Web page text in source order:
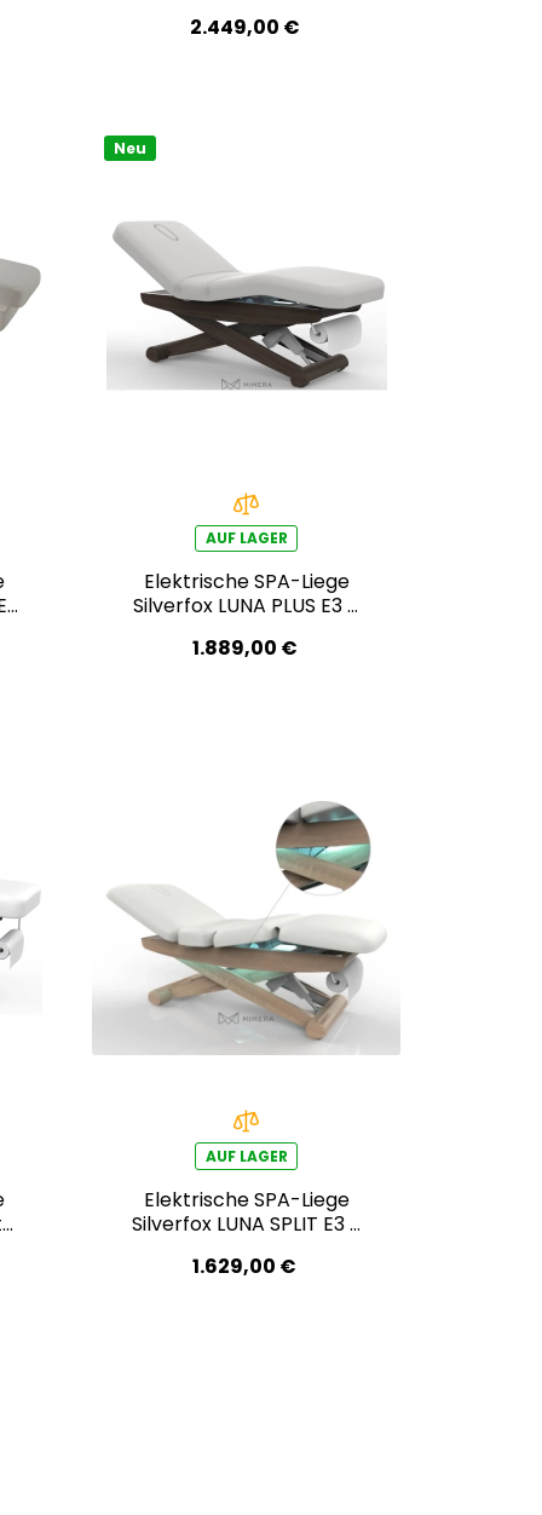
2.449,00 €
Neu
AUF LAGER
Elektrische SPA-Liege
Silverfox LUNA PLUS E3 –
schwarznuss/hellgrau
1.889,00 €
AUF LAGER
Elektrische SPA-Liege
Silverfox LUNA SPLIT E3 –
1.629,00 €